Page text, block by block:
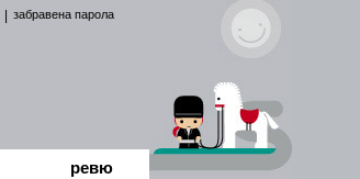
забравена парола
ревю